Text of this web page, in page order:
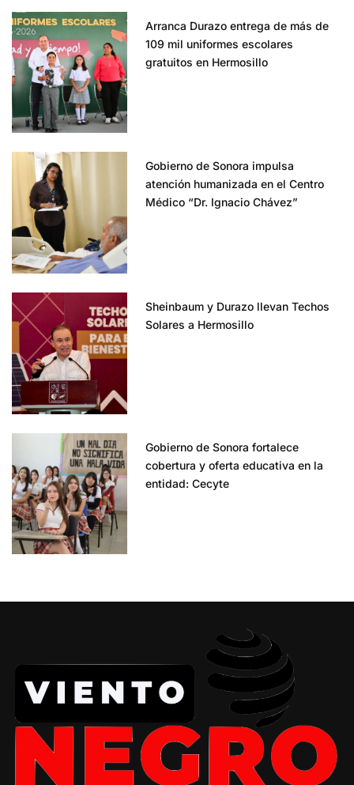
Arranca Durazo entrega de más de
109 mil uniformes escolares
gratuitos en Hermosillo
Gobierno de Sonora impulsa
atención humanizada en el Centro
Médico “Dr. Ignacio Chávez”
Sheinbaum y Durazo llevan Techos
Solares a Hermosillo
Gobierno de Sonora fortalece
cobertura y oferta educativa en la
entidad: Cecyte